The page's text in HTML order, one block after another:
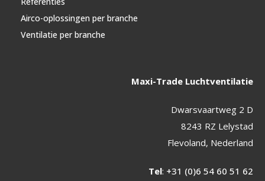
Airco-oplossingen per branche
Ventilatie per branche
Maxi-Trade Luchtventilatie
Dwarsvaartweg 2 D
8243 RZ Lelystad
Flevoland, Nederland
Tel: +31 (0)6 54 60 51 62